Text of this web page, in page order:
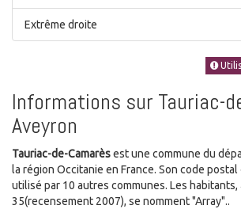
Extrême droite
Informations sur Tauriac-
Aveyron
Tauriac-de-Camarèsest une commune du
la région Occitanie en France. Son code
utilisé par 10 autres communes. Les habitants,
35(recensement 2007), se nomment "Array"..